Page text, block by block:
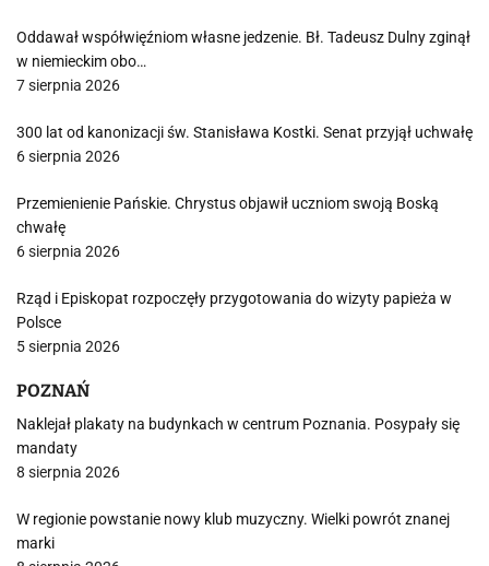
Oddawał współwięźniom własne jedzenie. Bł. Tadeusz Dulny zginął
w niemieckim obo…
7 sierpnia 2026
300 lat od kanonizacji św. Stanisława Kostki. Senat przyjął uchwałę
6 sierpnia 2026
Przemienienie Pańskie. Chrystus objawił uczniom swoją Boską
chwałę
6 sierpnia 2026
Rząd i Episkopat rozpoczęły przygotowania do wizyty papieża w
Polsce
5 sierpnia 2026
POZNAŃ
Naklejał plakaty na budynkach w centrum Poznania. Posypały się
mandaty
8 sierpnia 2026
W regionie powstanie nowy klub muzyczny. Wielki powrót znanej
marki